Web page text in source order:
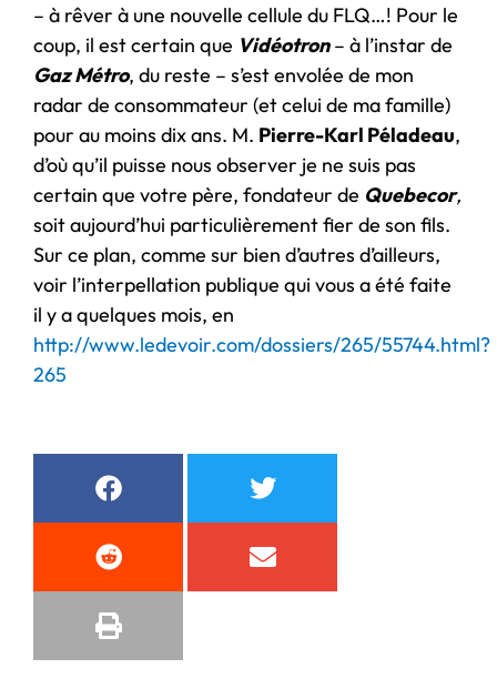
– à rêver à une nouvelle cellule du FLQ…! Pour le
coup, il est certain que Vidéotron– à l’instar de
Gaz Métro, du reste – s’est envolée de mon
radar de consommateur (et celui de ma famille)
pour au moins dix ans. M. Pierre-Karl Péladeau,
d’où qu’il puisse nous observer je ne suis pas
certain que votre père, fondateur de Quebecor,
soit aujourd’hui particulièrement fier de son fils.
Sur ce plan, comme sur bien d’autres d’ailleurs,
voir l’interpellation publique qui vous a été faite
il y a quelques mois, en
http://www.ledevoir.com/dossiers/265/55744.html?
265